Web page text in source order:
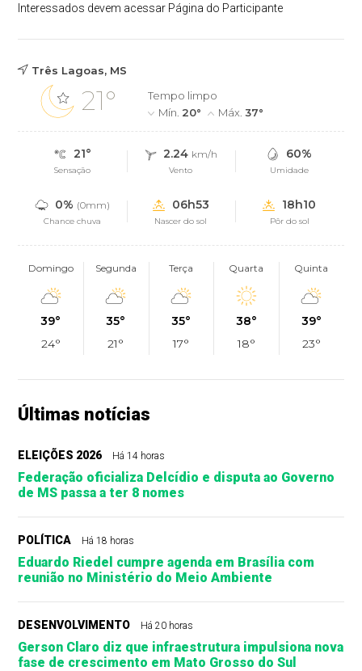
Interessados devem acessar Página do Participante
Três Lagoas, MS
21°
Tempo limpo
Mín. 20° Máx.37°
21°
Sensação
2.24 km/h
Vento
60%
Umidade
0% (0mm)
Chance chuva
06h53
Nascer do sol
18h10
Pôr do sol
Domingo
39°
24°
Segunda
35°
21°
Terça
35°
17°
Quarta
38°
18°
Quinta
39°
23°
Últimas notícias
ELEIÇÕES 2026 Há 14 horas
Federação oficializa Delcídio e disputa ao Governo
de MS passa a ter 8 nomes
POLÍTICA Há 18 horas
Eduardo Riedel cumpre agenda em Brasília com
reunião no Ministério do Meio Ambiente
DESENVOLVIMENTO Há 20 horas
Gerson Claro diz que infraestrutura impulsiona nova
fase de crescimento em Mato Grosso do Sul